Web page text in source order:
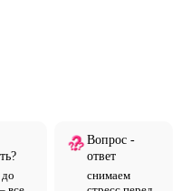
Вопрос -
ответ
снимаем